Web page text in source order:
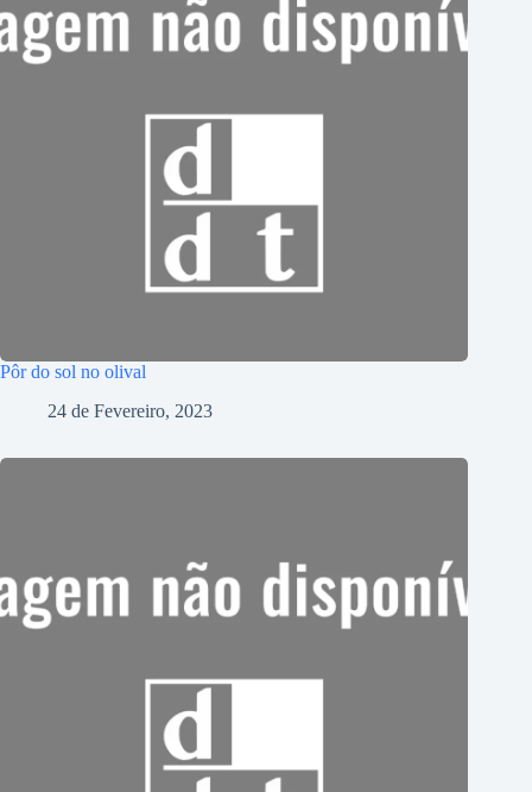
Pôr do sol no olival
24 de Fevereiro, 2023